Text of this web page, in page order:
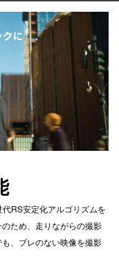
RS安定化アルゴリズムを
ため、走りながらの撮影
、ブレのない映像を撮影